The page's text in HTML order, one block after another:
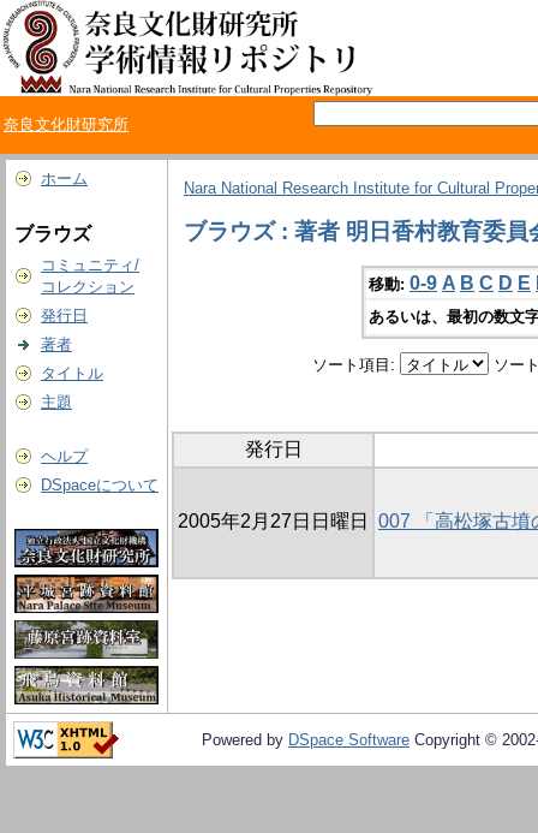
奈良文化財研究所
ホーム
ブラウズ
コミュニティ/
コレクション
発行日
著者
タイトル
主題
ヘルプ
DSpaceについて
Nara National Research Institute for Cultural
ブラウズ : 著者 明日香村教育委員
移動: 0-9 A B C D E
あるいは、最初の数文
ソート項目: ソー
発行日
2005年2月27日日曜日 007 「高松塚古
Powered by DSpace Software Copyright ©